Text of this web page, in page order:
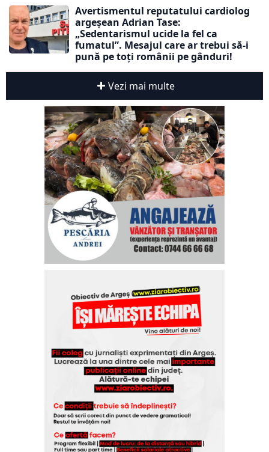
Avertismentul reputatului cardiolog
argeșean Adrian Tase:
„Sedentarismul ucide la fel ca
fumatul”. Mesajul care ar trebui să-i
pună pe toți românii pe gânduri!
Vezi mai multe